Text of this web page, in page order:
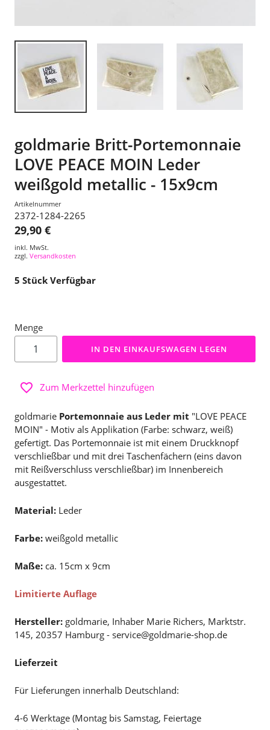
goldmarie Britt-Portemonnaie
LOVE PEACE MOIN Leder
weißgold metallic - 15x9cm
Artikelnummer
2372-1284-2265
29,90 €
inkl. MwSt.
zzgl. Versandkosten
5 Stück Verfügbar
Menge
IN DEN EINKAUFSWAGEN LEGEN
Zum Merkzettel hinzufügen
goldmarie Portemonnaie aus Leder mit "LOVE PEACE
MOIN" - Motiv als Applikation (Farbe: schwarz, weiß)
gefertigt. Das Portemonnaie ist mit einem Druckknopf
verschließbar und mit drei Taschenfächern (eins davon
mit Reißverschluss verschließbar) im Innenbereich
ausgestattet.
Material: Leder
Farbe: weißgold metallic
Maße: ca. 15cm x 9cm
Limitierte Auflage
Hersteller: goldmarie, Inhaber Marie Richers, Marktstr.
145, 20357 Hamburg - service@goldmarie-shop.de
Lieferzeit
Für Lieferungen innerhalb Deutschland:
4-6 Werktage (Montag bis Samstag, Feiertage